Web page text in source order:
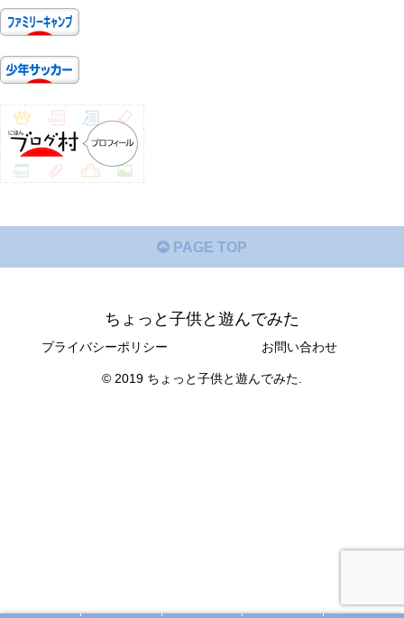
PAGE TOP
ちょっと子供と遊んでみた
プライバシーポリシー お問い合わせ
© 2019 ちょっと子供と遊んでみた.